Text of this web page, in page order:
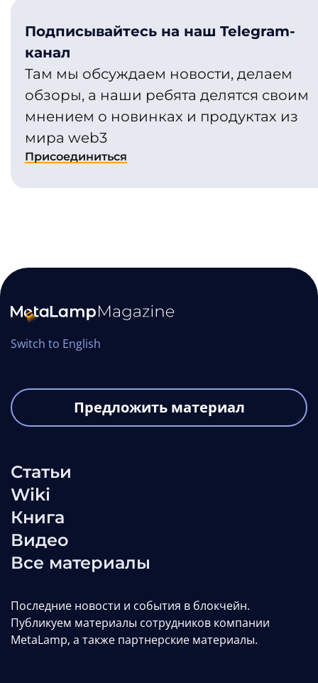
Подписывайтесь на наш Telegram-
канал
Там мы обсуждаем новости, делаем
обзоры, а наши ребята делятся своим
мнением о новинках и продуктах из
мира web3
Присоединиться
Switch to English
Предложить материал
Статьи
Wiki
Книга
Видео
Все материалы
Последние новости и события в блокчейн.
Публикуем материалы сотрудников компании
MetaLamp, а также партнерские материалы.